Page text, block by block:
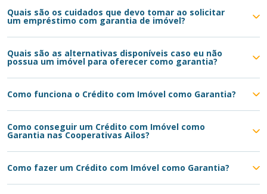
Quais são os cuidados que devo tomar ao solicitar
um empréstimo com garantia de imóvel?
Quais são as alternativas disponíveis caso eu não
possua um imóvel para oferecer como garantia?
Como funciona o Crédito com Imóvel como Garantia?
Como conseguir um Crédito com Imóvel como
Garantia nas Cooperativas Ailos?
Como fazer um Crédito com Imóvel como Garantia?